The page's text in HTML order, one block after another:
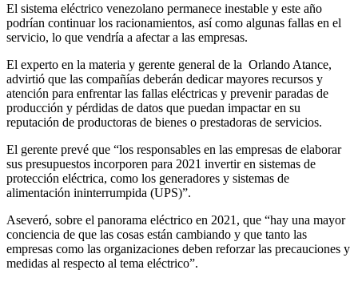
El sistema eléctrico venezolano permanece inestable y este año
podrían continuar los racionamientos, así como algunas fallas en el
servicio, lo que vendría a afectar a las empresas.
El experto en la materia y gerente general de la Orlando Atance,
advirtió que las compañías deberán dedicar mayores recursos y
atención para enfrentar las fallas eléctricas y prevenir paradas de
producción y pérdidas de datos que puedan impactar en su
reputación de productoras de bienes o prestadoras de servicios.
El gerente prevé que “los responsables en las empresas de elaborar
sus presupuestos incorporen para 2021 invertir en sistemas de
protección eléctrica, como los generadores y sistemas de
alimentación ininterrumpida (UPS)”.
Aseveró, sobre el panorama eléctrico en 2021, que “hay una mayor
conciencia de que las cosas están cambiando y que tanto las
empresas como las organizaciones deben reforzar las precauciones y
medidas al respecto al tema eléctrico”.